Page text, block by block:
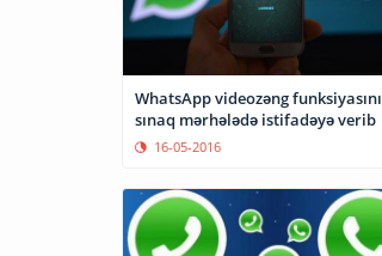
WhatsApp videozəng funksiyasını
sınaq mərhələdə istifadəyə verib
16-05-2016